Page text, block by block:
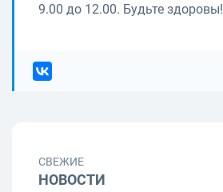
9.00 до 12.00. Будьте здоровы!
СВЕЖИЕ
НОВОСТИ